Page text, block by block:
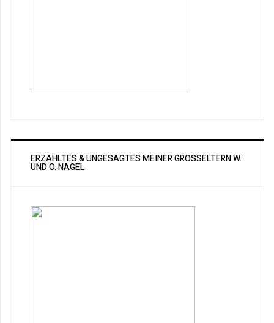
ERZÄHLTES & UNGESAGTES MEINER GROSSELTERN W. U
ND O. NAGEL